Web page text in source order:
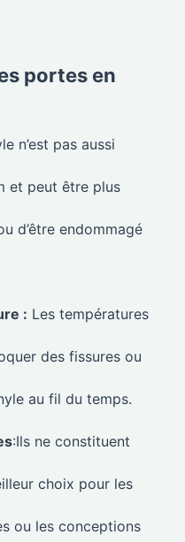
portes en
n’est pas aussi
et peut être plus
d’être endommagé
: Les températures
des fissures ou
au fil du temps.
:Ils ne constituent
choix pour les
ou les conceptions